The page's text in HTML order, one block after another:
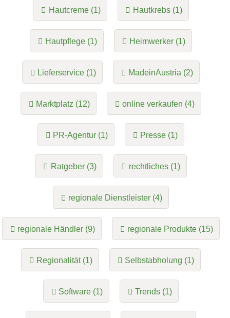
Hautcreme (1) Hautkrebs (1)
Hautpflege (1) Heimwerker (1)
Lieferservice (1) MadeinAustria (2)
Marktplatz (12) online verkaufen (4)
PR-Agentur (1) Presse (1)
Ratgeber (3) rechtliches (1)
regionale Dienstleister (4)
regionale Händler (9) regionale Produkte (15)
Regionalität (1) Selbstabholung (1)
Software (1) Trends (1)